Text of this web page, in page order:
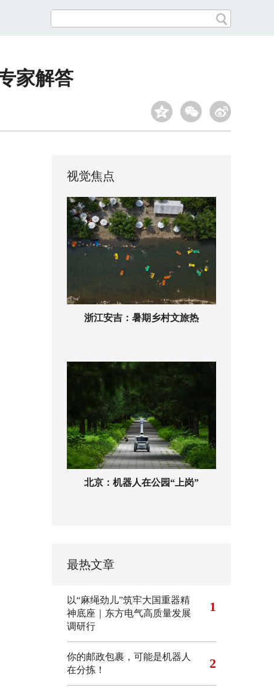
家解答
视觉焦点
浙江安吉：暑期乡村文旅热
北京：机器人在公园“上岗”
最热文章
以“麻绳劲儿”筑牢大国重器精
神底座｜东方电气高质量发展
调研行
1
你的邮政包裹，可能是机器人
在分拣！
2